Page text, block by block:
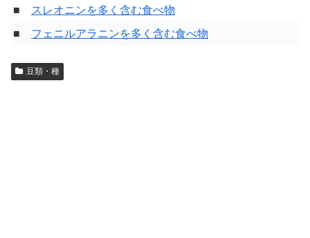
■
スレオニンを多く含む食べ物
■ フェニルアラニンを多く含む食べ物
豆類・種